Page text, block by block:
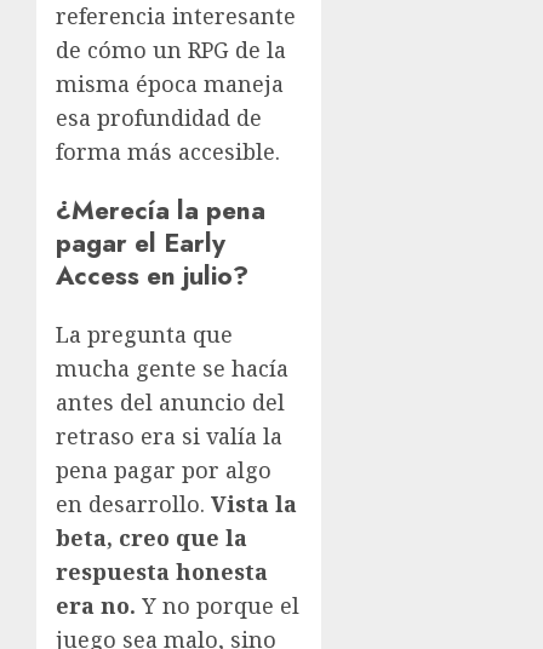
referencia interesante
de cómo un RPG de la
misma época maneja
esa profundidad de
forma más accesible.
¿Merecía la pena
pagar el Early
Access en julio?
La pregunta que
mucha gente se hacía
antes del anuncio del
retraso era si valía la
pena pagar por algo
en desarrollo. Vista la
beta, creo que la
respuesta honesta
era no. Y no porque el
juego sea malo, sino